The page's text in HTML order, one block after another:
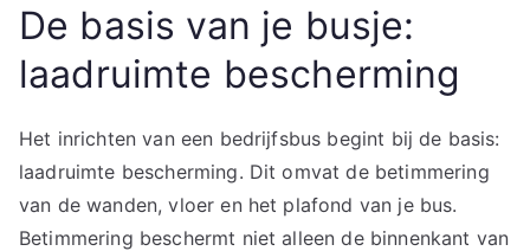
De basis van je busje:
laadruimte bescherming
Het inrichten van een bedrijfsbus begint bij de basis:
laadruimte bescherming. Dit omvat de betimmering
van de wanden, vloer en het plafond van je bus.
Betimmering beschermt niet alleen de binnenkant van